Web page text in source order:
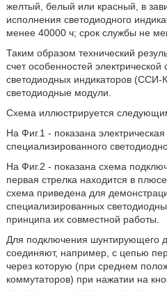
желтый, белый или красный, в
исполнения светодиодного
менее 40000 ч; срок службы не
Таким образом технический
счет особенностей
светодиодных индикаторов (ССИ-
светодиодные модули.
Схема иллюстрируется
На Фиг.1 - показана
специализированного
На Фиг.2 - показана схема
первая стрелка находится в
схема приведена для
специализированных
принципа их совместной работы.
Для подключения шунтирующего
соединяют, например, с цепью
через которую (при среднем
коммутаторов) при нажатии на